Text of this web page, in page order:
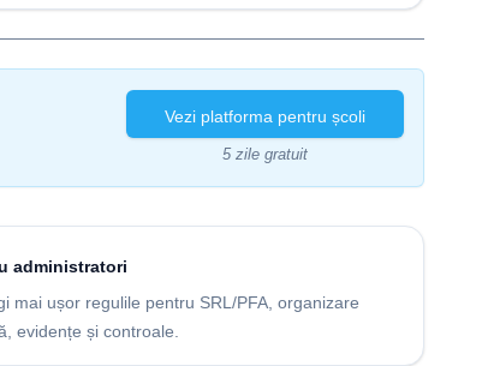
Vezi platforma pentru școli
5 zile gratuit
administratori
mai ușor regulile pentru SRL/PFA, organizare
evidențe și controale.